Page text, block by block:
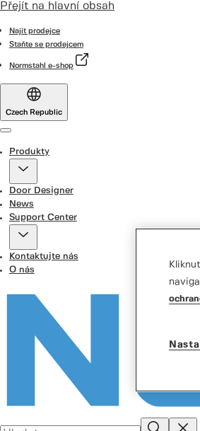
Přejít na hlavní obsah
Najít prodejce
Staňte se prodejcem
Normstahl e-shop
Czech Republic
Produkty
Door Designer
News
Support Center
Kontaktujte nás
O nás